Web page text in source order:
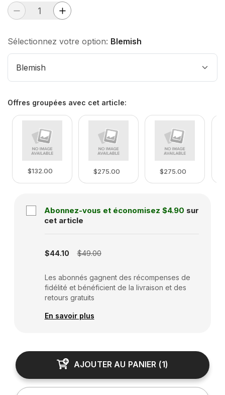
Sélectionnez votre option: Blemish
Blemish
Offres groupées avec cet article:
$132.00 $275.00 $275.00
Abonnez-vous et économisez $4.90 sur
cet article
$44.10 $49.00
Les abonnés gagnent des récompenses de
fidélité et bénéficient de la livraison et des
retours gratuits
En savoir plus
AJOUTER AU PANIER (1)